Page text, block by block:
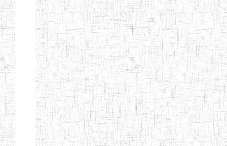
ENI
Chercher:
Effacer les filtres
Denomination